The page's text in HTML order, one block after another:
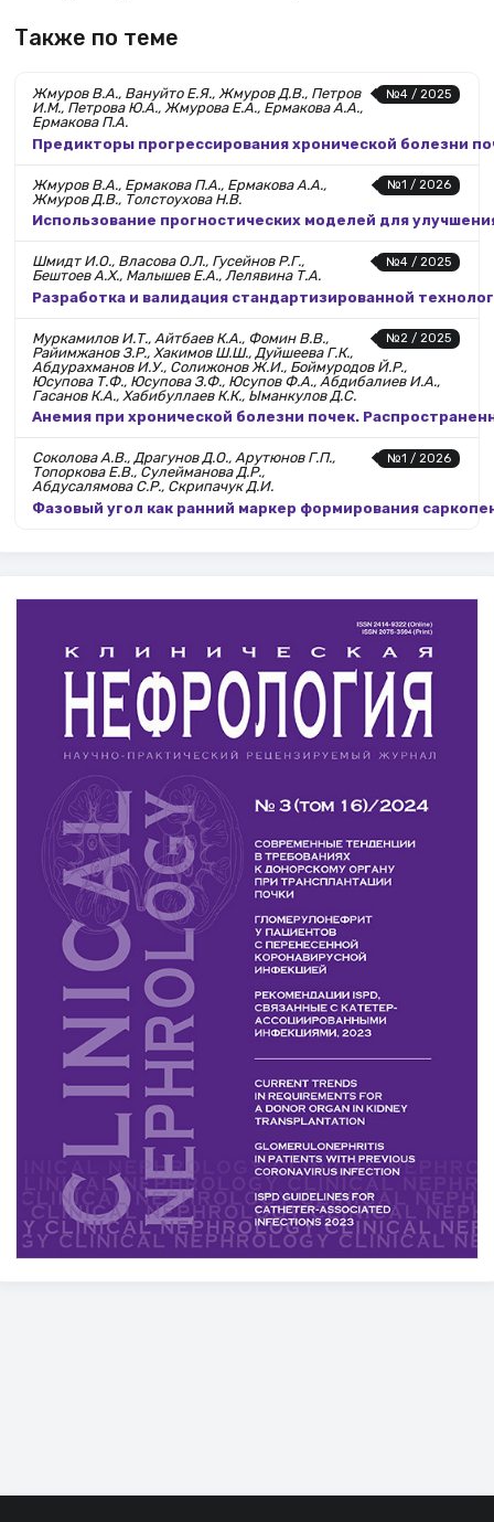
Также по теме
№4 / 2025
Жмуров В.А., Вануйто Е.Я., Жмуров Д.В., Петров
И.М., Петрова Ю.А., Жмурова Е.А., Ермакова А.А.,
Ермакова П.А.
Предикторы прогрессирования хронической болезни
№1 / 2026
Жмуров В.А., Ермакова П.А., Ермакова А.А.,
Жмуров Д.В., Толстоухова Н.В.
Использование прогностических моделей для
№4 / 2025
Шмидт И.О., Власова О.Л., Гусейнов Р.Г.,
Бештоев А.Х., Малышев Е.А., Лелявина Т.А.
Разработка и валидация стандартизированной
№2 / 2025
Муркамилов И.Т., Айтбаев К.А., Фомин В.В.,
Райимжанов З.Р., Хакимов Ш.Ш., Дуйшеева Г.К.,
Абдурахманов И.У., Солижонов Ж.И., Боймуродов Й.Р.,
Юсупова Т.Ф., Юсупова З.Ф., Юсупов Ф.А., Абдибалиев И.А.,
Гасанов К.А., Хабибуллаев К.К., Ыманкулов Д.С.
Анемия при хронической болезни почек.
№1 / 2026
Соколова А.В., Драгунов Д.О., Арутюнов Г.П.,
Топоркова Е.В., Сулейманова Д.Р.,
Абдусалямова С.Р., Скрипачук Д.И.
Фазовый угол как ранний маркер формирования